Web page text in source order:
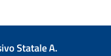
Statale A.